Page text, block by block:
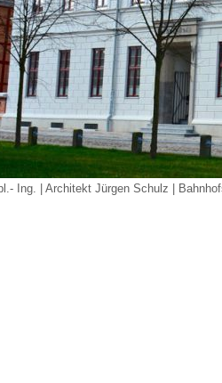
Ing. | Architekt Jürgen Schulz |